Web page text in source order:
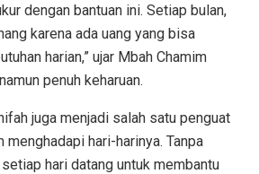
dengan bantuan ini. Setiap bulan,
karena ada uang yang bisa
harian,” ujar Mbah Chamim
penuh keharuan.
juga menjadi salah satu penguat
menghadapi hari-harinya. Tanpa
hari datang untuk membantu